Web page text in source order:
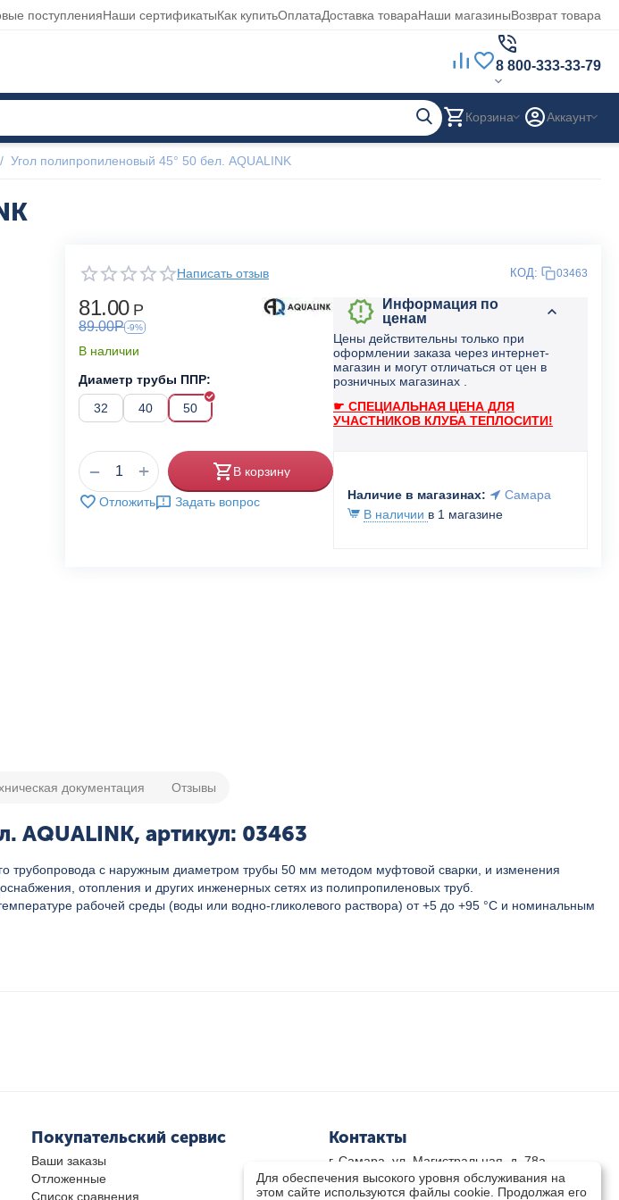
поступленияНаши сертификатыКак купитьОплатаДоставка товараНаши магазиныВозврат товара
8 800-333-33-79
Корзина Аккаунт
/ Угол полипропиленовый 45° 50 бел. AQUALINK
Написать отзыв КОД: 03463
81.00 Р
89.00Р -9%
В наличии
Диаметр трубы ППР:
32
40 50
+
− В корзину
Отложить Задать вопрос
Информация по
ценам
Цены действительны только при
оформлении заказа через интернет-
магазин и могут отличаться от цен в
розничных магазинах .
☛ СПЕЦИАЛЬНАЯ ЦЕНА ДЛЯ
УЧАСТНИКОВ КЛУБА ТЕПЛОСИТИ!
Наличие в магазинах:
Самара
В наличии в 1 магазине
документация Отзывы
AQUALINK, артикул: 03463
трубопровода с наружным диаметром трубы 50 мм методом муфтовой сварки, и изменения
отопления и других инженерных сетях из полипропиленовых труб.
рабочей среды (воды или водно-гликолевого раствора) от +5 до +95 °C и номинальным
Покупательский сервис
Ваши заказы
Отложенные
Список сравнения
Контакты
г. Самара, ул. Магистральная, д. 78а
8 800-333-33-79(звонок бесплатный)
8(846)-211-03-15
Для обеспечения высокого уровня обслуживания на
этом сайте используются файлы cookie. Продолжая его